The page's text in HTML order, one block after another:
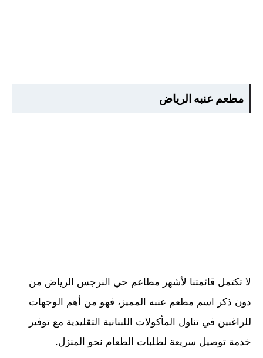
مطعم عنبه الرياض
لا تكتمل قائمتنا لأشهر مطاعم حي النرجس الرياض من
دون ذكر اسم مطعم عنبه المميز، فهو من أهم الوجهات
للراغبين في تناول المأكولات اللبنانية التقليدية مع توفير
خدمة توصيل سريعة لطلبات الطعام نحو المنزل.